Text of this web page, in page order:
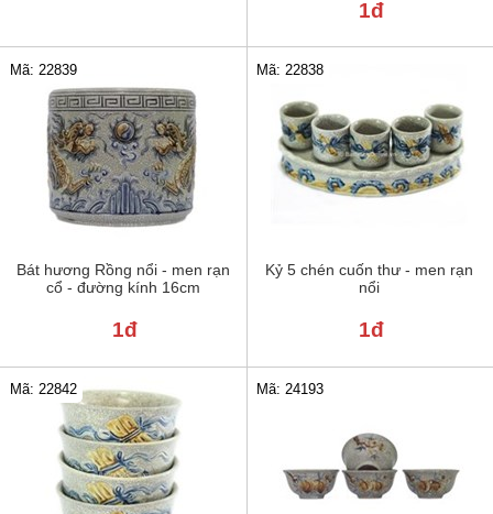
1đ
Bát hương Rồng nổi - men rạn
cổ - đường kính 16cm
Mã: 22839
1đ
Kỷ 5 chén cuốn thư - men rạn
nổi
Mã: 22838
1đ
Mã: 22842 Mã: 24193